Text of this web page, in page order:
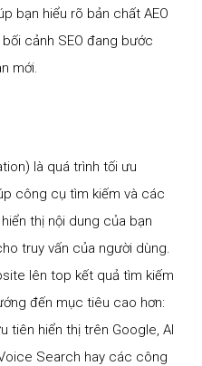
bạn hiểu rõ bản chất AEO
cảnh SEO đang bước
mới.
là quá trình tối ưu
công cụ tìm kiếm và các
thị nội dung của bạn
truy vấn của người dùng.
lên top kết quả tìm kiếm
đến mục tiêu cao hơn:
tiên hiển thị trên Google, AI
Search hay các công